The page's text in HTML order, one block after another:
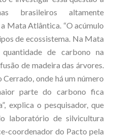
brasileiros altamente
Mata Atlântica. “O acúmulo
de ecossistema. Na Mata
de carbono na
de madeira das árvores.
onde há um número
parte do carbono fica
explica o pesquisador, que
laboratório de silvicultura
coordenador do Pacto pela